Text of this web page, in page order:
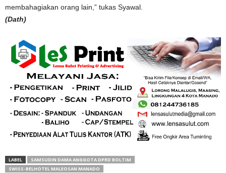
membahagiakan orang lain,” tukas Syawal.
(Dath)
LABEL
SAMSUDIN DAMA ANGGOTA DPRD BOLTIM
SWISS-BELHOTEL MALEOSAN MANADO